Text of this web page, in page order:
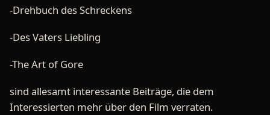
-Drehbuch des Schreckens
-Des Vaters Liebling
-The Art of Gore
sind allesamt interessante Beiträge, die dem
Interessierten mehr über den Film verraten.